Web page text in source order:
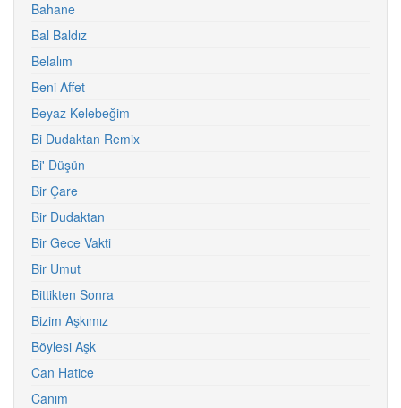
Bahane
Bal Baldız
Belalım
Beni Affet
Beyaz Kelebeğim
Bi Dudaktan Remix
Bi' Düşün
Bir Çare
Bir Dudaktan
Bir Gece Vakti
Bir Umut
Bittikten Sonra
Bizim Aşkımız
Böylesi Aşk
Can Hatice
Canım